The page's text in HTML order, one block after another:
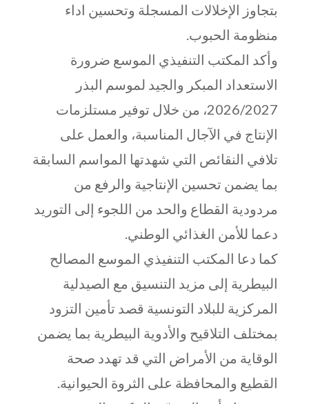
بتجاوز الإخلالات المسجلة وتحسين اداء
منظومة الحبوب.
وأكد المكتب التنفيذي الموسع ضرورة
الاستعداد المبكر والجيد لموسم البذر
2026/2027، من خلال توفير مستلزمات
الإنتاج في الآجال المناسبة، والعمل على
تلافي النقائص التي شهدتها المواسم السابقة
بما يضمن تحسين الإنتاجية والرفع من
مردودية القطاع والحد من اللجوء إلى التوريد
دعما للأمن الغذائي الوطني.
كما دعا المكتب التنفيذي الموسع المصالح
البيطرية إلى مزيد التنسيق مع الصيدلية
المركزية للبلاد التونسية قصد تأمين التزود
بمختلف التلاقيح والأدوية البيطرية بما يضمن
الوقاية من الأمراض التي قد تهدد صحة
القطيع والمحافظة على الثروة الحيوانية.